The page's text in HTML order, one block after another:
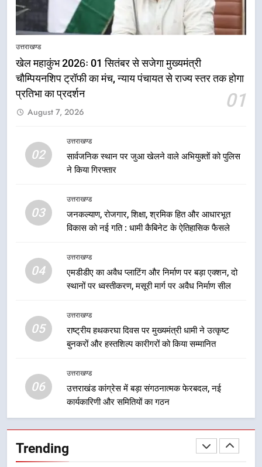
उत्तराखण्ड
खेल महाकुंभ 2026ः 01 सितंबर से सजेगा मुख्यमंत्री
चौम्पियनशिप ट्रॉफी का मंच, न्याय पंचायत से राज्य स्तर तक होगा
प्रतिभा का प्रदर्शन
01
August 7, 2026
02
उत्तराखण्ड
सार्वजनिक स्थान पर जुआ खेलने वाले अभियुक्तों को पुलिस
ने किया गिरफ्तार
03
उत्तराखण्ड
जनकल्याण, रोजगार, शिक्षा, श्रमिक हित और आधारभूत
विकास को नई गति : धामी कैबिनेट के ऐतिहासिक फैसले
04
उत्तराखण्ड
एमडीडीए का अवैध प्लाटिंग और निर्माण पर बड़ा एक्शन, दो
स्थानों पर ध्वस्तीकरण, मसूरी मार्ग पर अवैध निर्माण सील
05
उत्तराखण्ड
राष्ट्रीय हथकरघा दिवस पर मुख्यमंत्री धामी ने उत्कृष्ट
बुनकरों और हस्तशिल्प कारीगरों को किया सम्मानित
06
उत्तराखण्ड
उत्तराखंड कांग्रेस में बड़ा संगठनात्मक फेरबदल, नई
कार्यकारिणी और समितियों का गठन
Trending
5
धामी ने उत्कृष्ट बुनकरों और हस्तशिल्प
6
उत्तराखंड कांग्रेस में बड़ा संगठनात्मक
वाले महीनों में हजारों पदों पर की जाएगी
भर्ती
उत्तराखण्ड
12 किमी ग्रीनफील्ड बाईपास परियोजना
का डीएम ने किया निरीक्षण; समयबद्ध एवं
नहींः डीएम
1
खेल महाकुंभ 2026ः 01 सितंबर से सजेगा
न्याय पंचायत से राज्य स्तर तक होगा
उत्तराखण्ड
2